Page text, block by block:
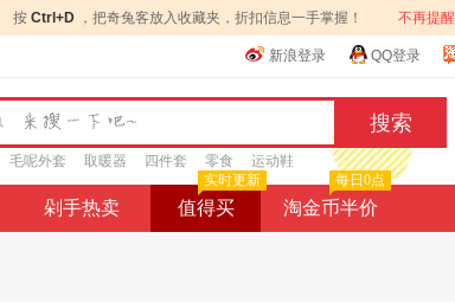
按 Ctrl+D ，把奇兔客放入收藏夹，折扣信息一手掌握！ 不再提醒
新浪登录 QQ登录
毛呢外套 取暖器 四件套 零食 运动鞋
剁手热卖 值得买
实时更新
淘金币半价
每日0点